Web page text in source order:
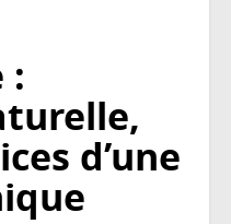
:
d’une